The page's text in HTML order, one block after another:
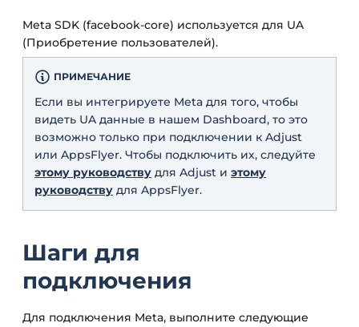
Meta SDK (facebook-core) используется для UA
(Приобретение пользователей).
ПРИМЕЧАНИЕ
Если вы интегрируете Meta для того, чтобы
видеть UA данные в нашем Dashboard, то это
возможно только при подключении к Adjust
или AppsFlyer. Чтобы подключить их, следуйте
этому руководству для Adjust и этому
руководству для AppsFlyer.
Шаги для
подключения
Для подключения Meta, выполните следующие